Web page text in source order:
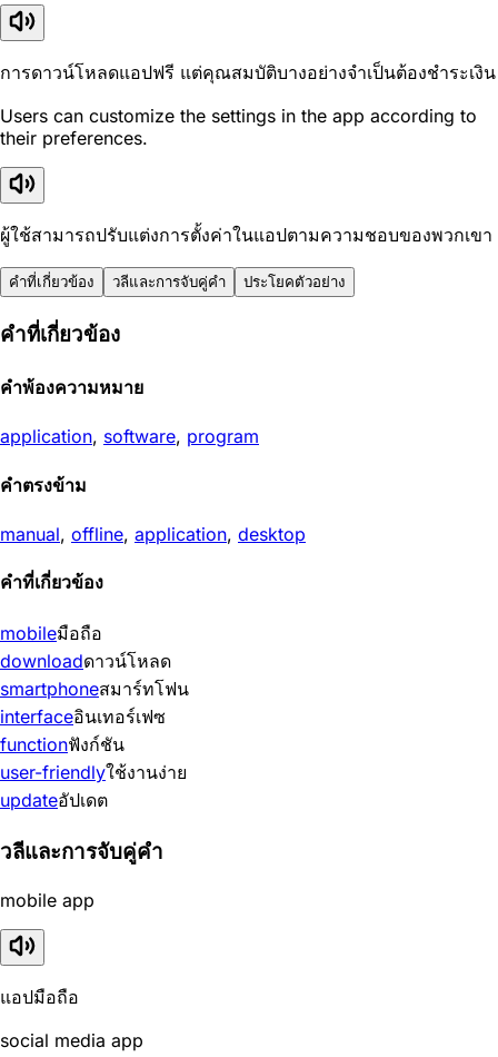
การดาวน์โหลดแอปฟรี แต่คุณสมบัติบางอย่างจำเป็นต้องชำระเงิน
Users can customize the settings in the app according to
their preferences.
ผู้ใช้สามารถปรับแต่งการตั้งค่าในแอปตามความชอบของพวกเขา
คำที่เกี่ยวข้อง วลีและการจับคู่คำ ประโยคตัวอย่าง
คำที่เกี่ยวข้อง
คำพ้องความหมาย
application, software, program
คำตรงข้าม
manual, offline, application, desktop
คำที่เกี่ยวข้อง
mobileมือถือ
downloadดาวน์โหลด
smartphoneสมาร์ทโฟน
interfaceอินเทอร์เฟซ
functionฟังก์ชัน
user-friendlyใช้งานง่าย
updateอัปเดต
วลีและการจับคู่คำ
mobile app
แอปมือถือ
social media app